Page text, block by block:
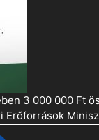
3 000 000 Ft
Erőforrások